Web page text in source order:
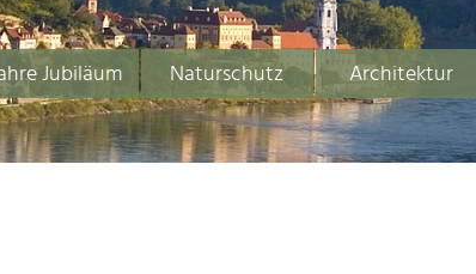
Jubiläum Naturschutz Architektur